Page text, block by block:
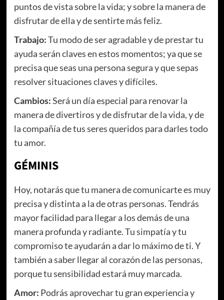
puntos de vista sobre la vida; y sobre la manera de
disfrutar de ella y de sentirte más feliz.
Trabajo:Tu modo de ser agradable y de prestar tu
ayuda serán claves en estos momentos; ya que se
precisa que seas una persona segura y que sepas
resolver situaciones claves y difíciles.
Cambios:Será un día especial para renovar la
manera de divertiros y de disfrutar de la vida, y de
la compañía de tus seres queridos para darles todo
tu amor.
GÉMINIS
Hoy, notarás que tu manera de comunicarte es muy
precisa y distinta a la de otras personas. Tendrás
mayor facilidad para llegar a los demás de una
manera profunda y radiante. Tu simpatía y tu
compromiso te ayudarán a dar lo máximo de ti. Y
también a saber llegar al corazón de las personas,
porque tu sensibilidad estará muy marcada.
Amor: Podrás aprovechar tu gran experiencia y